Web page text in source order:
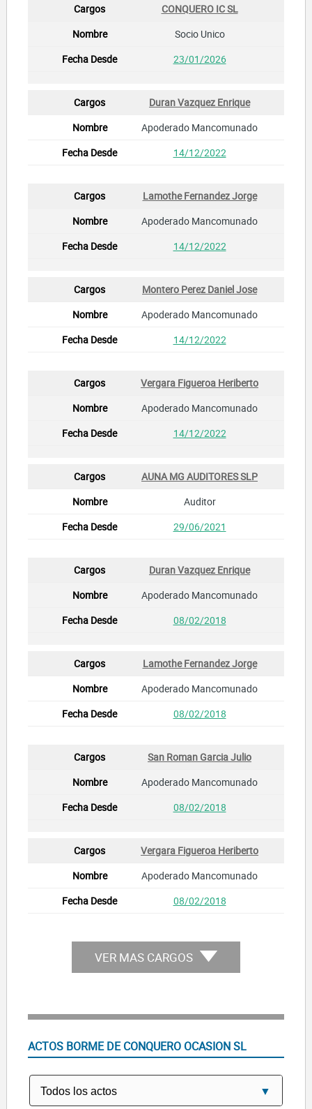
CONQUERO IC SL
Socio Unico
23/01/2026
Duran Vazquez Enrique
Apoderado Mancomunado
14/12/2022
Lamothe Fernandez Jorge
Apoderado Mancomunado
14/12/2022
Montero Perez Daniel Jose
Apoderado Mancomunado
14/12/2022
Vergara Figueroa Heriberto
Apoderado Mancomunado
14/12/2022
AUNA MG AUDITORES SLP
Auditor
29/06/2021
Duran Vazquez Enrique
Apoderado Mancomunado
08/02/2018
Lamothe Fernandez Jorge
Apoderado Mancomunado
08/02/2018
San Roman Garcia Julio
Apoderado Mancomunado
08/02/2018
Vergara Figueroa Heriberto
Apoderado Mancomunado
08/02/2018
VER MAS CARGOS
ACTOS BORME DE CONQUERO OCASION SL